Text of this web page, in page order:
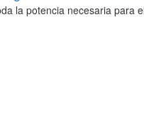
la potencia necesaria para